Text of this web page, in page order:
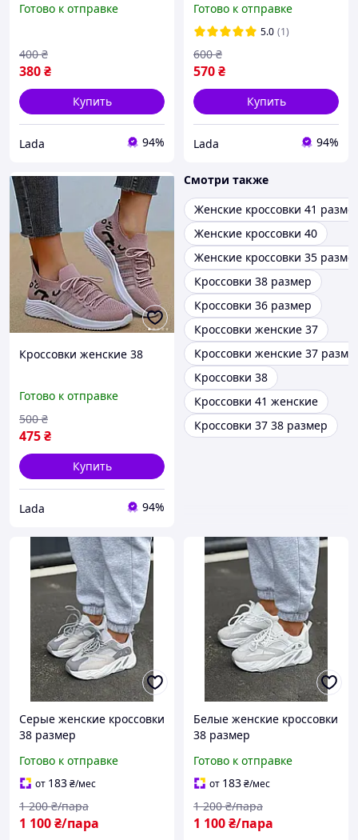
Готово к отправке
380₴
400 ₴
Купить
Lada 94%
Готово к отправке
5.0 (1)
570₴
600 ₴
Купить
Lada 94%
Кроссовки женские 38
Готово к отправке
475₴
500 ₴
Купить
Lada 94%
Смотри также
Женские кроссовки 41
Женские кроссовки 40
Женские кроссовки 35
Кроссовки 38 размер
Кроссовки 36 размер
Кроссовки женские 37
Кроссовки женские 37
Кроссовки 38
Кроссовки 41 женские
Кроссовки 37 38 размер
Серые женские кроссовки
38 размер
Готово к отправке
от 183₴/мес
1 100₴/пара
1 200 ₴/пара
Белые женские кроссовки
38 размер
Готово к отправке
от 183₴/мес
1 100₴/пара
1 200 ₴/пара